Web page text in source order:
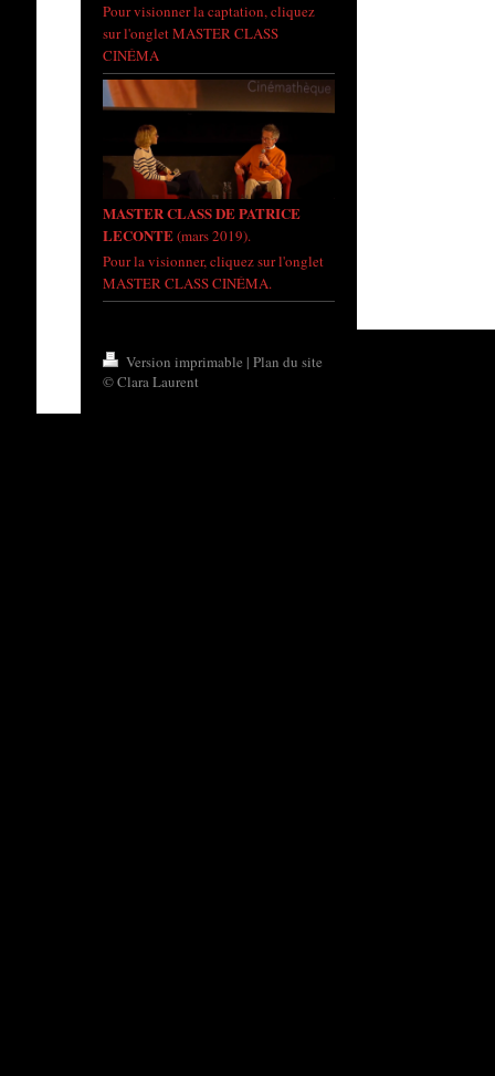
Pour visionner la captation, cliquez
sur l'onglet MASTER CLASS
CINÉMA
MASTER CLASS DE PATRICE
LECONTE(mars 2019).
Pour la visionner, cliquez sur l'onglet
MASTER CLASS CINÉMA.
Version imprimable | Plan du site
© Clara Laurent